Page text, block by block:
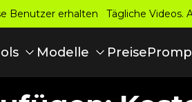
Benutzer erhalten Tägliche Videos.
Modelle Preise